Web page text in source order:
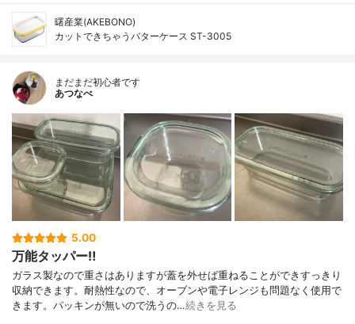
曙産業(AKEBONO)
カットできちゃうバターケース ST-3005
まだまだ初心者です
あつなべ
5.00
万能タッパー‼︎
ガラス製なので重さはありますが蓋を外せば重ねることができすっきり
収納できます。耐熱性なので、オーブンや電子レンジも問題なく使用で
きます。パッキンが無いので洗うの…続きを見る